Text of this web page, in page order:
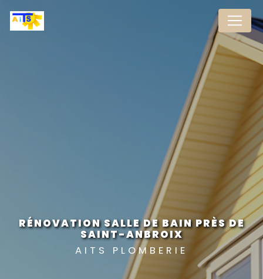
RÉNOVATION SALLE DE BAIN PRÈS DE
SAINT-ANBROIX
AITS PLOMBERIE